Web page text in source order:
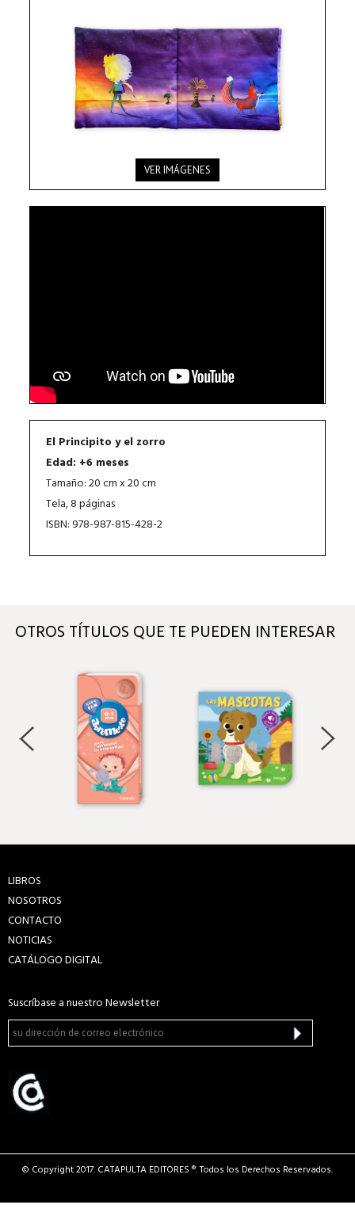
VER IMÁGENES
El Principito y el zorro
Edad: +6 meses
Tamaño: 20 cm x 20 cm
Tela, 8 páginas
ISBN: 978-987-815-428-2
OTROS TÍTULOS QUE TE PUEDEN INTERESAR
LIBROS
NOSOTROS
CONTACTO
NOTICIAS
CATÁLOGO DIGITAL
Suscríbase a nuestro Newsletter
© Copyright 2017. CATAPULTA EDITORES ®. Todos los Derechos Reservados.